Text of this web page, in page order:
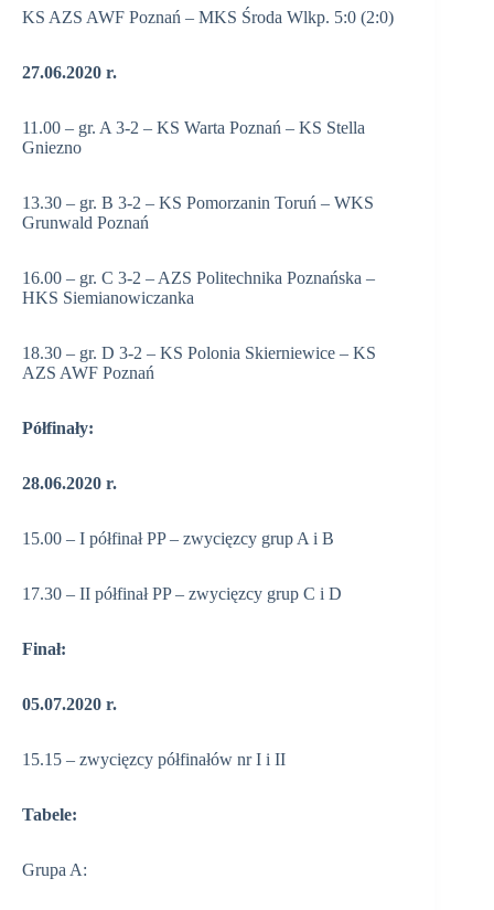
KS AZS AWF Poznań – MKS Środa Wlkp. 5:0 (2:0)
27.06.2020 r.
11.00 – gr. A 3-2 – KS Warta Poznań – KS Stella
Gniezno
13.30 – gr. B 3-2 – KS Pomorzanin Toruń – WKS
Grunwald Poznań
16.00 – gr. C 3-2 – AZS Politechnika Poznańska –
HKS Siemianowiczanka
18.30 – gr. D 3-2 – KS Polonia Skierniewice – KS
AZS AWF Poznań
Półfinały:
28.06.2020 r.
15.00 – I półfinał PP – zwycięzcy grup A i B
17.30 – II półfinał PP – zwycięzcy grup C i D
Finał:
05.07.2020 r.
15.15 – zwycięzcy półfinałów nr I i II
Tabele:
Grupa A: